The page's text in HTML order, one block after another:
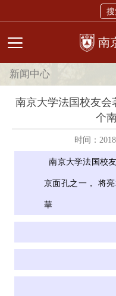
新闻中心
南京大学法国校友会
个
时间：
南京大学法国校
京面孔之一， 将
華